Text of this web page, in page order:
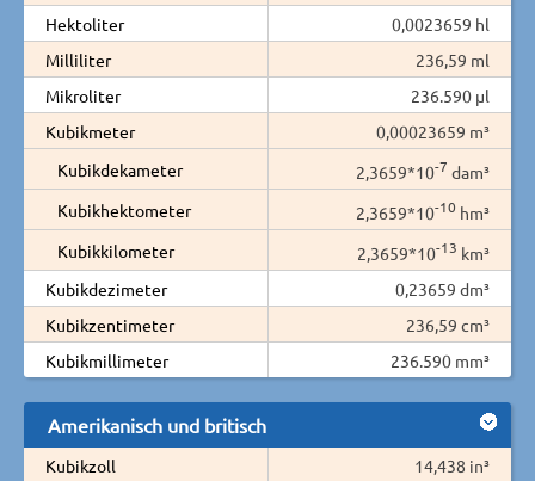
Hektoliter
0,0023659 hl
Milliliter
236,59 ml
Mikroliter
236.590 µl
Kubikmeter
0,00023659 m³
Kubikdekameter
2,3659*10-7 dam³
Kubikhektometer
2,3659*10-10 hm³
Kubikkilometer
2,3659*10-13 km³
Kubikdezimeter
0,23659 dm³
Kubikzentimeter
236,59 cm³
Kubikmillimeter
236.590 mm³
Amerikanisch und britisch
Kubikzoll
14,438 in³